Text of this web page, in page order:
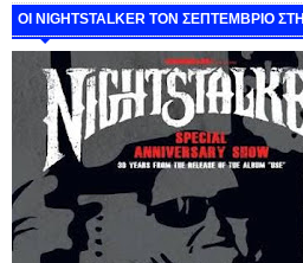
ΟΙ NIGHTSTALKER ΤΟΝ ΣΕΠΤΕΜΒΡΙΟ